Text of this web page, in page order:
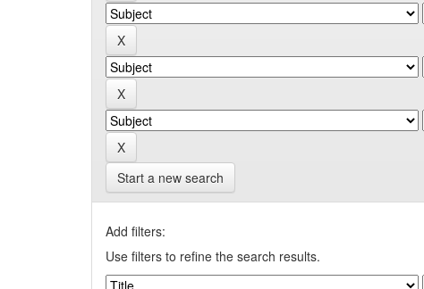
Start a new search
Add filters:
Use filters to refine the search results.